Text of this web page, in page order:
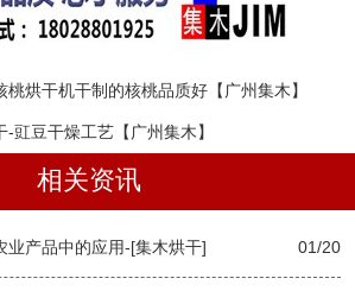
桃烘干机干制的核桃品质好【广州集木】
-豇豆干燥工艺【广州集木】
相关资讯
业产品中的应用-[集木烘干] 01/20